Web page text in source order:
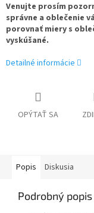
Venujte prosím
správne a oblečenie
porovnať miery s
vyskúšané.
Detailné informácie
OPÝTAŤ SA
Popis Diskusia
Podrobný popis